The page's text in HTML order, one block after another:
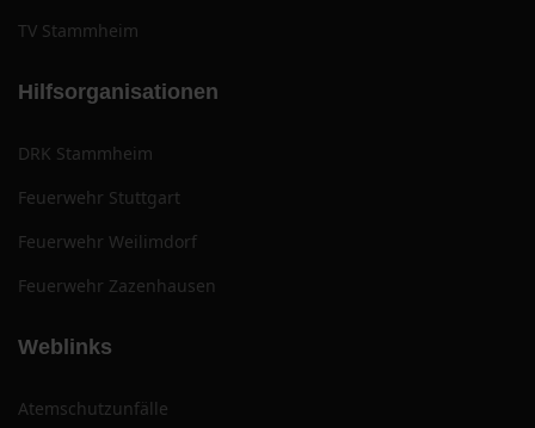
TV Stammheim
Hilfsorganisationen
DRK Stammheim
Feuerwehr Stuttgart
Feuerwehr Weilimdorf
Feuerwehr Zazenhausen
Weblinks
Atemschutzunfälle